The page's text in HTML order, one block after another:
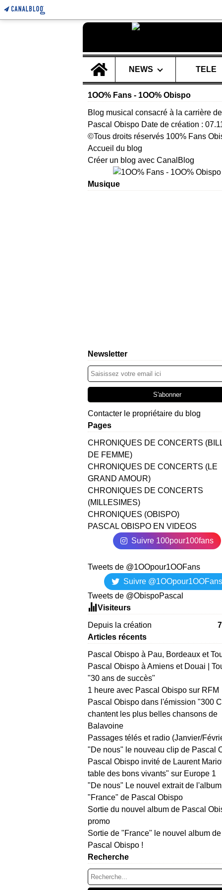
NEWS
TELE
1OO% Fans - 1OO% Obispo
Blog musical consacré à la carrière de
Pascal Obispo Date de création :
©Tous droits réservés 100% Fans
Accueil du blog
Créer un blog avec CanalBlog
Musique
Newsletter
Contacter le propriétaire du blog
Pages
CHRONIQUES DE CONCERTS
DE FEMME)
CHRONIQUES DE CONCERTS (LE
GRAND AMOUR)
CHRONIQUES DE CONCERTS
(MILLESIMES)
CHRONIQUES (OBISPO)
PASCAL OBISPO EN VIDEOS
Suivre 100pour100fans
Tweets de @1OOpour1OOFans
Suivre @1OOpour1OOFans
Tweets de @ObispoPascal
Visiteurs
Depuis la création
Articles récents
Pascal Obispo à Pau, Bordeaux et
Pascal Obispo à Amiens et Douai |
"30 ans de succès"
1 heure avec Pascal Obispo sur RFM
Pascal Obispo dans l'émission "300
chantent les plus belles chansons de
Balavoine
Passages télés et radio (Janvier/
"De nous" le nouveau clip de Pascal
Pascal Obispo invité de Laurent
table des bons vivants" sur Europe 1
"De nous" Le nouvel extrait de l'album
"France" de Pascal Obispo
Sortie du nouvel album de Pascal
promo
Sortie de "France" le nouvel album de
Pascal Obispo !
Recherche